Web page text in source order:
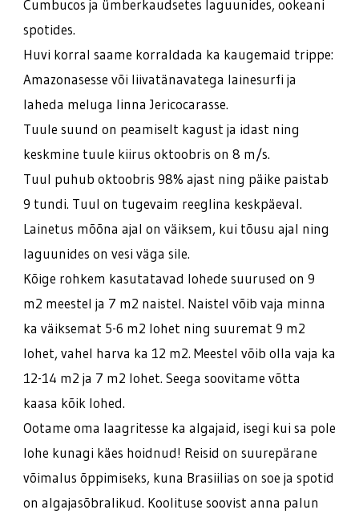
Cumbucos ja ümberkaudsetes laguunides, ookeani
spotides.
Huvi korral saame korraldada ka kaugemaid trippe:
Amazonasesse või liivatänavatega lainesurfi ja
laheda meluga linna Jericocarasse.
Tuule suund on peamiselt kagust ja idast ning
keskmine tuule kiirus oktoobris on 8 m/s.
Tuul puhub oktoobris 98% ajast ning päike paistab
9 tundi. Tuul on tugevaim reeglina keskpäeval.
Lainetus mõõna ajal on väiksem, kui tõusu ajal ning
laguunides on vesi väga sile.
Kõige rohkem kasutatavad lohede suurused on 9
m2 meestel ja 7 m2 naistel. Naistel võib vaja minna
ka väiksemat 5-6 m2 lohet ning suuremat 9 m2
lohet, vahel harva ka 12 m2. Meestel võib olla vaja ka
12-14 m2 ja 7 m2 lohet. Seega soovitame võtta
kaasa kõik lohed.
Ootame oma laagritesse ka algajaid, isegi kui sa pole
lohe kunagi käes hoidnud! Reisid on suurepärane
võimalus õppimiseks, kuna Brasiilias on soe ja spotid
on algajasõbralikud. Koolituse soovist anna palun